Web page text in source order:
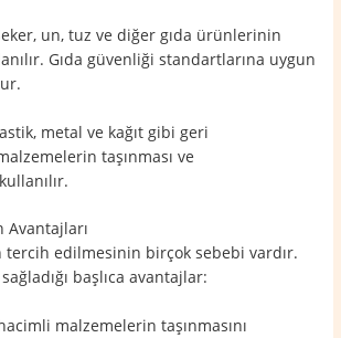
un, tuz ve diğer gıda ürünlerinin
Gıda güvenliği standartlarına uygun
metal ve kağıt gibi geri
taşınması ve
Avantajları
tercih edilmesinin birçok sebebi vardır.
başlıca avantajlar:
malzemelerin taşınmasını